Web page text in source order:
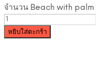
จำนวน Beach with
หยิบใส่ตะกร้า